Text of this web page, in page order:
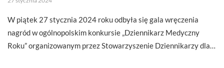
W piątek 27 stycznia 2024 roku odbyła się gala wręczenia
nagród w ogólnopolskim konkursie „Dziennikarz Medyczny
Roku” organizowanym przez Stowarzyszenie Dziennikarzy dla…